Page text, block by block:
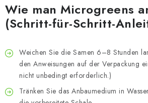
Wie man Microgreens
(Schritt-für-Schritt-
Weichen Sie die Samen 6–8 Stunden
den Anweisungen auf der Verpackung
nicht unbedingt erforderlich.)
Tränken Sie das Anbaumedium in